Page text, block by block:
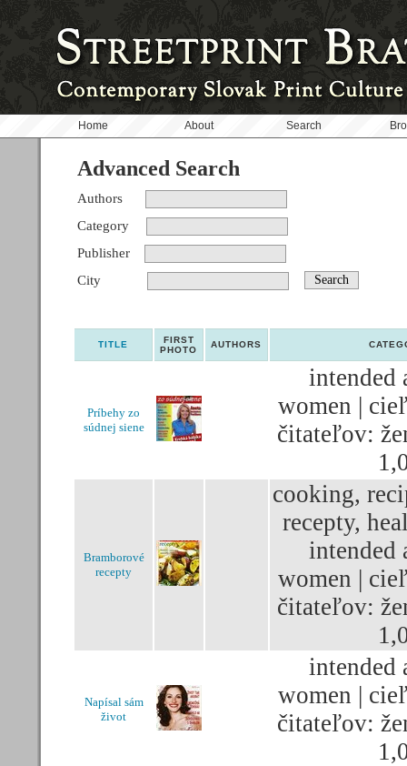
Home About Search
Advanced Search
Authors
Category
Publisher
City
TITLE
FIRST
PHOTO
AUTHORS
Príbehy zo
súdnej siene
intended
women |
čitateľov:
Bramborové
recepty
cooking,
recepty,
intended
women |
čitateľov:
Napísal sám
život
intended
women |
čitateľov: